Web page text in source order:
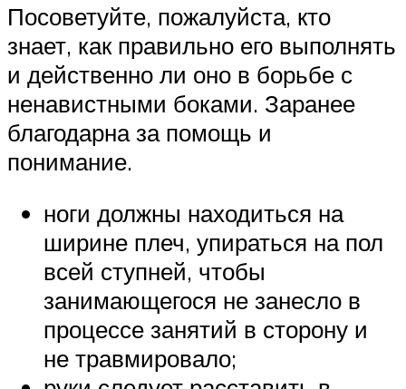
Посоветуйте, пожалуйста, кто
знает, как правильно его выполнять
и действенно ли оно в борьбе с
ненавистными боками. Заранее
благодарна за помощь и
понимание.
ноги должны находиться на
ширине плеч, упираться на пол
всей ступней, чтобы
занимающегося не занесло в
процессе занятий в сторону и
не травмировало;